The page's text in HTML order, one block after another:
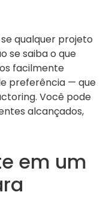
qualquer projeto
se saiba o que
facilmente
preferência — que
Você pode
alcançados,
em um